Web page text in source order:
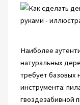
Наиболее
натуральных
требует базовых
инструмента:
гвоздезабивной